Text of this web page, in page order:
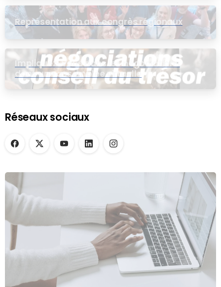
Représentation aux congrès régionaux
Impliquez-vous dans les négociations
dans une assemblée virtuelle
Réseaux sociaux